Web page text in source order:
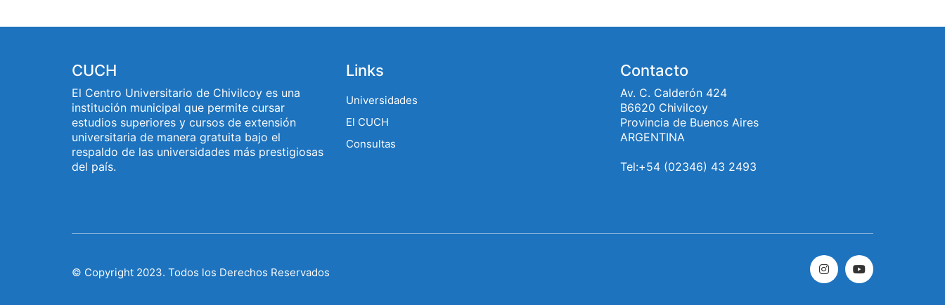
CUCH
El Centro Universitario de Chivilcoy es una
institución municipal que permite cursar
estudios superiores y cursos de extensión
universitaria de manera gratuita bajo el
respaldo de las universidades más prestigiosas
del país.
Links
Universidades
El CUCH
Consultas
Contacto
Av. C. Calderón 424
B6620 Chivilcoy
Provincia de Buenos Aires
ARGENTINA
Tel:+54 (02346) 43 2493
© Copyright 2023. Todos los Derechos Reservados